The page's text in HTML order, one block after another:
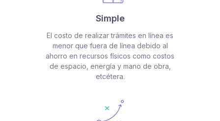
Simple
El costo de realizar trámites en línea es
menor que fuera de línea debido al
ahorro en recursos físicos como costos
de espacio, energía y mano de obra,
etcétera.